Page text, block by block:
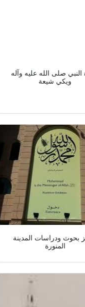
صلى الله عليه وآله
ويكي شيعة
بحوث ودراسات المدينة
المنورة